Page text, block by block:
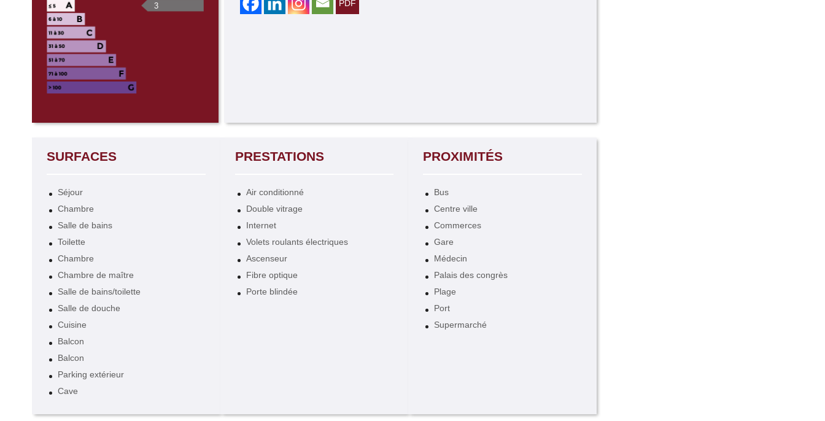
3
SURFACES
Séjour
Chambre
Salle de bains
Toilette
Chambre
Chambre de maître
Salle de bains/toilette
Salle de douche
Cuisine
Balcon
Balcon
Parking extérieur
Cave
PRESTATIONS
Air conditionné
Double vitrage
Internet
Volets roulants électriques
Ascenseur
Fibre optique
Porte blindée
PROXIMITÉS
Bus
Centre ville
Commerces
Gare
Médecin
Palais des congrès
Plage
Port
Supermarché